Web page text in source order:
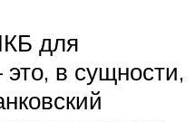
для
в сущности,